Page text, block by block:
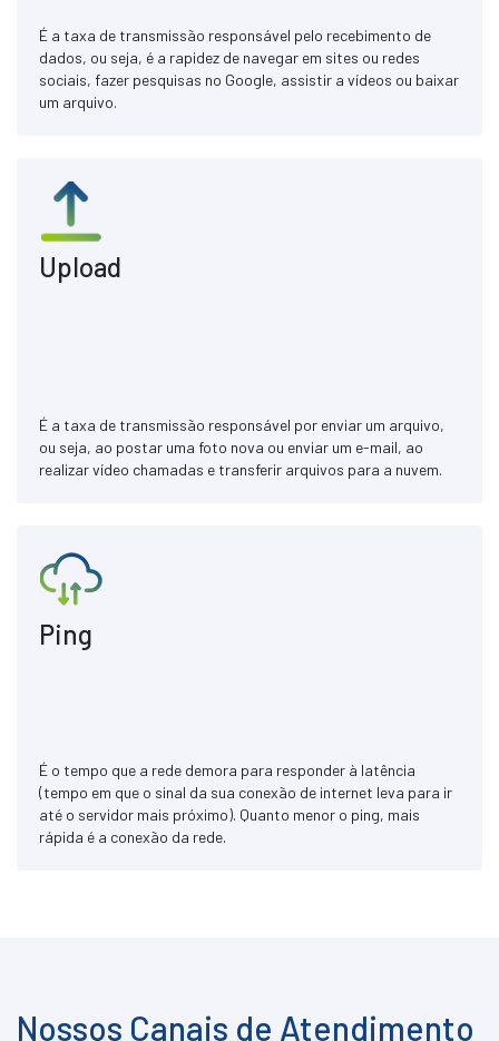
É a taxa de transmissão responsável pelo recebimento de
dados, ou seja, é a rapidez de navegar em sites ou redes
sociais, fazer pesquisas no Google, assistir a vídeos ou baixar
um arquivo.
Upload
É a taxa de transmissão responsável por enviar um arquivo,
ou seja, ao postar uma foto nova ou enviar um e-mail, ao
realizar vídeo chamadas e transferir arquivos para a nuvem.
Ping
É o tempo que a rede demora para responder à latência
(tempo em que o sinal da sua conexão de internet leva para ir
até o servidor mais próximo). Quanto menor o ping, mais
rápida é a conexão da rede.
Nossos Canais de Atendimento